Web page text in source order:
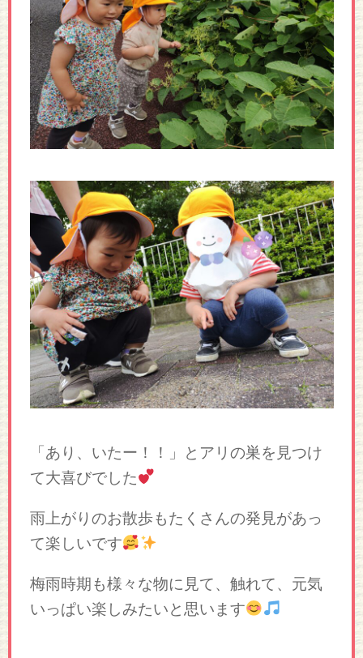
「あり、いたー！！」とアリの巣を見つけ
て大喜びでした
雨上がりのお散歩もたくさんの発見があっ
て楽しいです
梅雨時期も様々な物に見て、触れて、元気
いっぱい楽しみたいと思います